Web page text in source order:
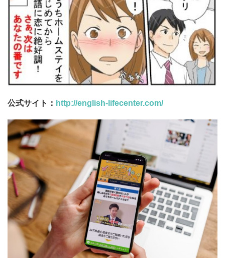
公式サイト： http://english-lifecenter.com/